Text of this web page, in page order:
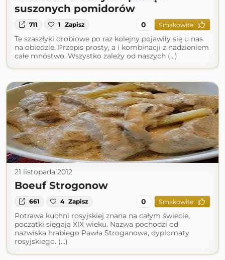
suszonych pomidorów
711 1 Zapisz 0 Smakowite
Te szaszłyki drobiowe po raz kolejny pojawiły się u nas
na obiedzie. Przepis prosty, a i kombinacji z nadzieniem
całe mnóstwo. Wszystko zależy od naszych (...)
21 listopada 2012
Boeuf Strogonow
661 4 Zapisz 0 Smakowite
Potrawa kuchni rosyjskiej znana na całym świecie,
początki sięgają XIX wieku. Nazwa pochodzi od
nazwiska hrabiego Pawła Stroganowa, dyplomaty
rosyjskiego. (...)